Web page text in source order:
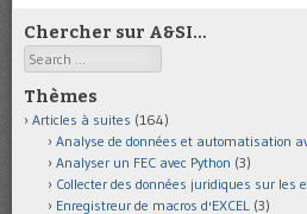
Chercher sur A&SI…
Search
Thèmes
Articles à suites (164)
Analyse de données et automatisation
Analyser un FEC avec Python (3)
Collecter des données juridiques sur les
Enregistreur de macros d'EXCEL (3)